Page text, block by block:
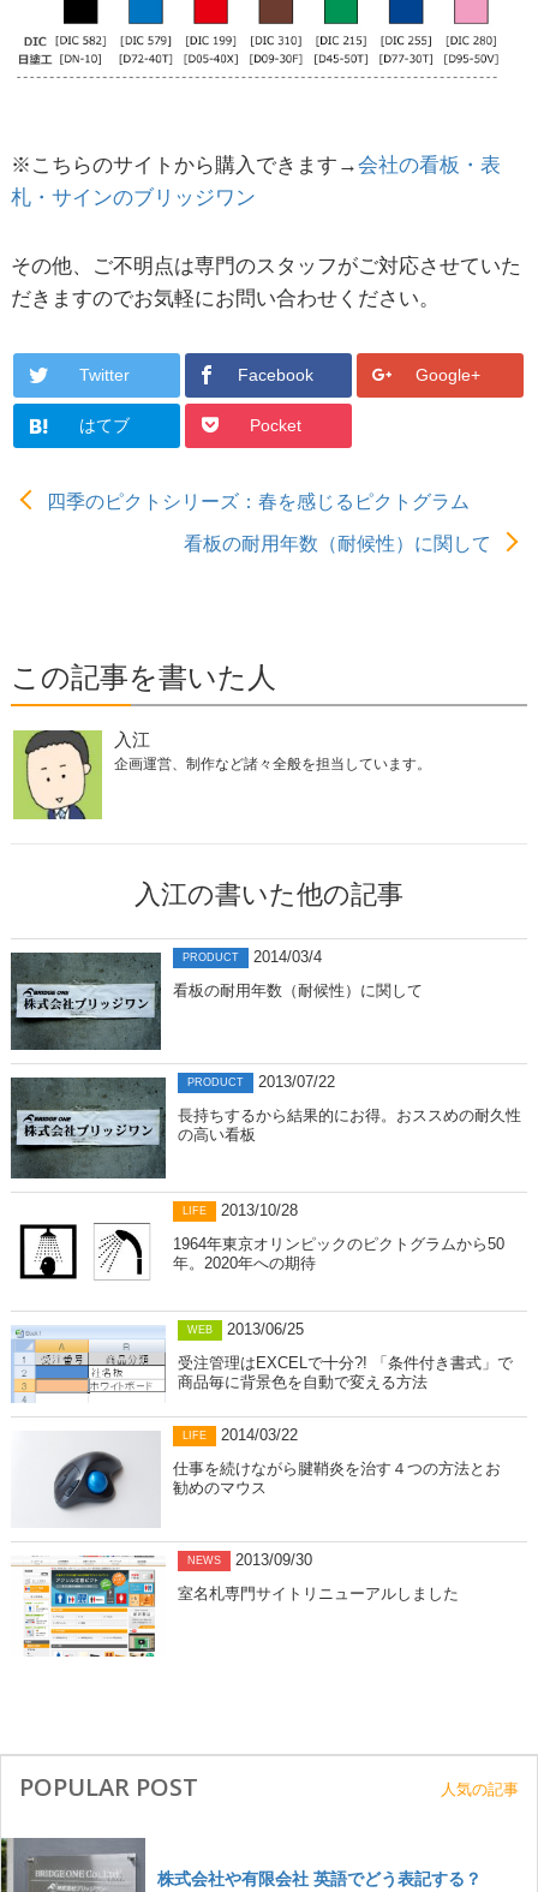
※こちらのサイトから購入できます→会社の看板・表
札・サインのブリッジワン
その他、ご不明点は専門のスタッフがご対応させていた
だきますのでお気軽にお問い合わせください。
Twitter Facebook Google+
はてブ Pocket
四季のピクトシリーズ：春を感じるピクトグラム
看板の耐用年数（耐候性）に関して
この記事を書いた人
入江
企画運営、制作など諸々全般を担当しています。
入江の書いた他の記事
PRODUCT
2014/03/4
看板の耐用年数（耐候性）に関して
PRODUCT
2013/07/22
長持ちするから結果的にお得。おススめの耐久性
の高い看板
LIFE
2013/10/28
1964年東京オリンピックのピクトグラムから50
年。2020年への期待
WEB
2013/06/25
受注管理はEXCELで十分?! 「条件付き書式」で
商品毎に背景色を自動で変える方法
LIFE
2014/03/22
仕事を続けながら腱鞘炎を治す４つの方法とお
勧めのマウス
NEWS
2013/09/30
室名札専門サイトリニューアルしました
POPULAR POST 人気の記事